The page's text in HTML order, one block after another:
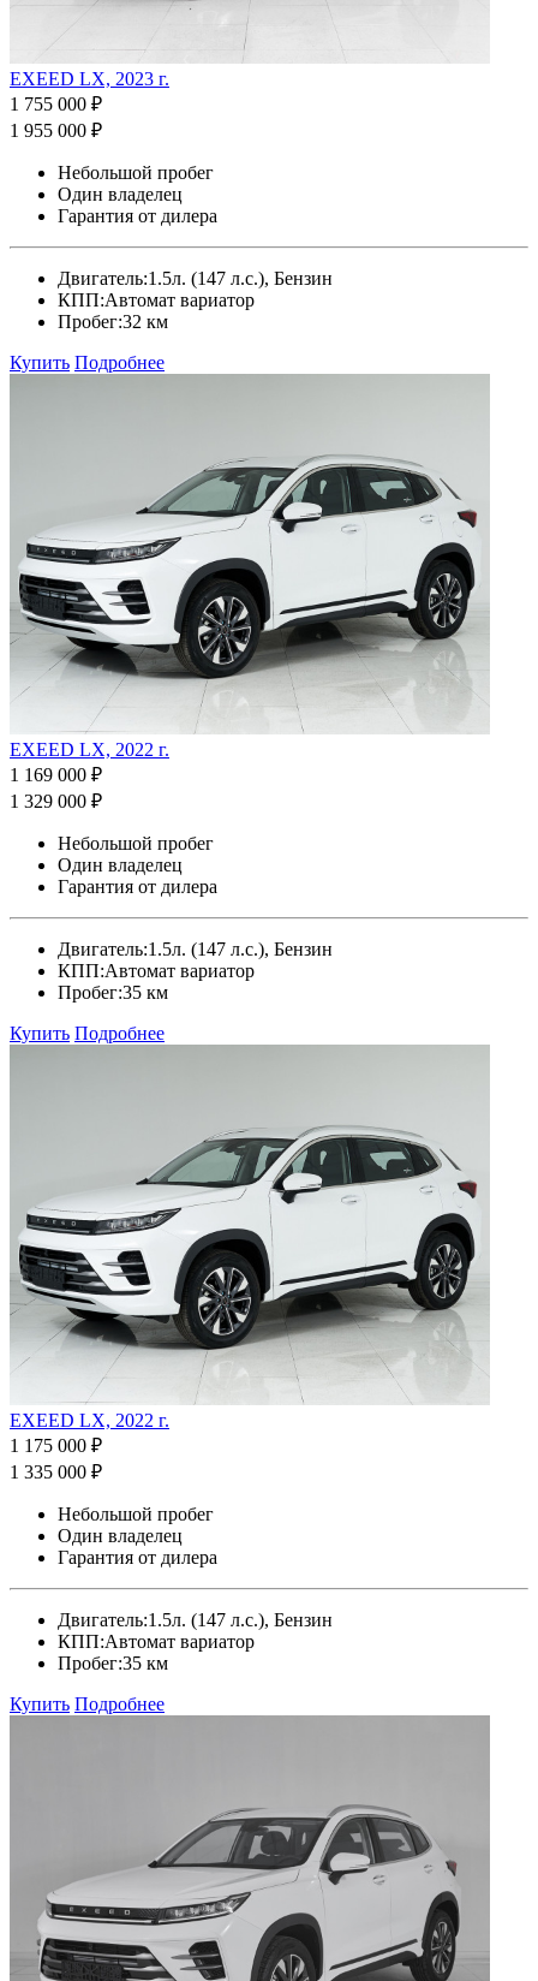
EXEED LX, 2023 г.
1 755 000 ₽
1 955 000 ₽
Небольшой пробег
Один владелец
Гарантия от дилера
Двигатель:1.5л. (147 л.с.), Бензин
КПП:Автомат вариатор
Пробег:32 км
Купить Подробнее
EXEED LX, 2022 г.
1 169 000 ₽
1 329 000 ₽
Небольшой пробег
Один владелец
Гарантия от дилера
Двигатель:1.5л. (147 л.с.), Бензин
КПП:Автомат вариатор
Пробег:35 км
Купить Подробнее
EXEED LX, 2022 г.
1 175 000 ₽
1 335 000 ₽
Небольшой пробег
Один владелец
Гарантия от дилера
Двигатель:1.5л. (147 л.с.), Бензин
КПП:Автомат вариатор
Пробег:35 км
Купить Подробнее